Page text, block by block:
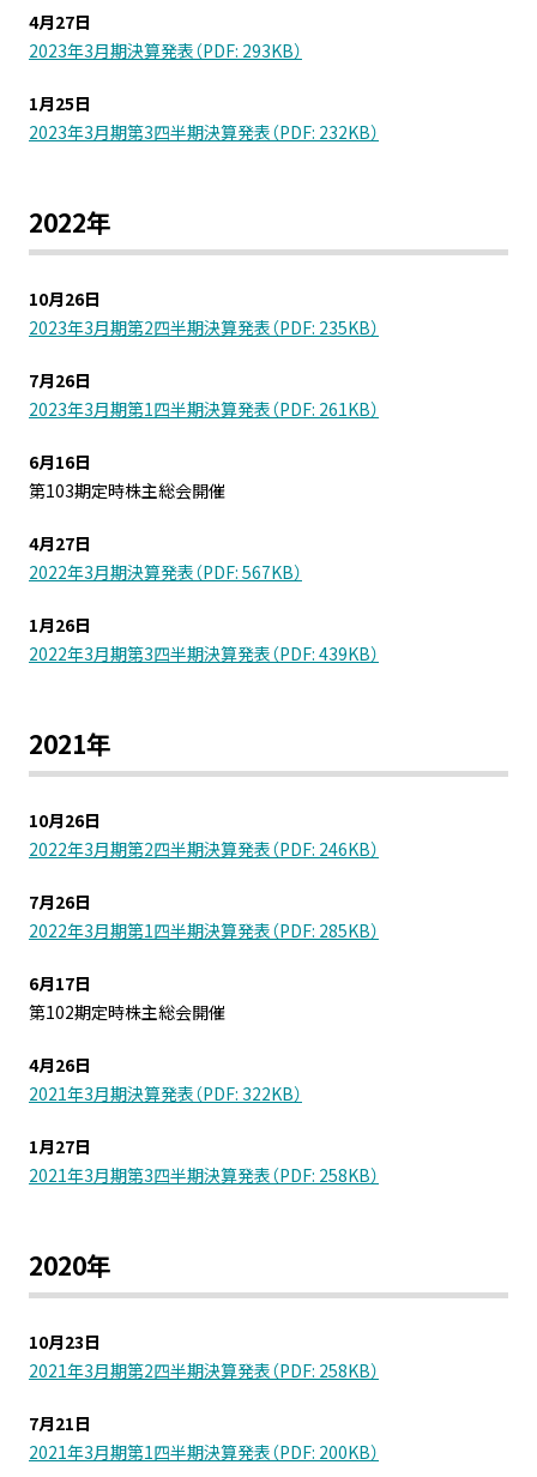
4月27日
2023年3月期決算発表（PDF: 293KB）
1月25日
2023年3月期第3四半期決算発表（PDF: 232KB）
2022年
10月26日
2023年3月期第2四半期決算発表（PDF: 235KB）
7月26日
2023年3月期第1四半期決算発表（PDF: 261KB）
6月16日
第103期定時株主総会開催
4月27日
2022年3月期決算発表（PDF: 567KB）
1月26日
2022年3月期第3四半期決算発表（PDF: 439KB）
2021年
10月26日
2022年3月期第2四半期決算発表（PDF: 246KB）
7月26日
2022年3月期第1四半期決算発表（PDF: 285KB）
6月17日
第102期定時株主総会開催
4月26日
2021年3月期決算発表（PDF: 322KB）
1月27日
2021年3月期第3四半期決算発表（PDF: 258KB）
2020年
10月23日
2021年3月期第2四半期決算発表（PDF: 258KB）
7月21日
2021年3月期第1四半期決算発表（PDF: 200KB）